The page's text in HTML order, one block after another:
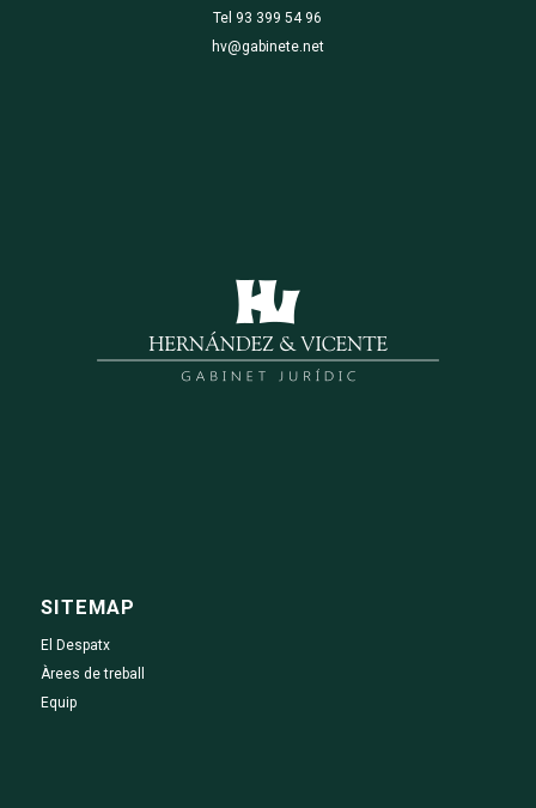
Tel 93 399 54 96
hv@gabinete.net
SITEMAP
El Despatx
Àrees de treball
Equip